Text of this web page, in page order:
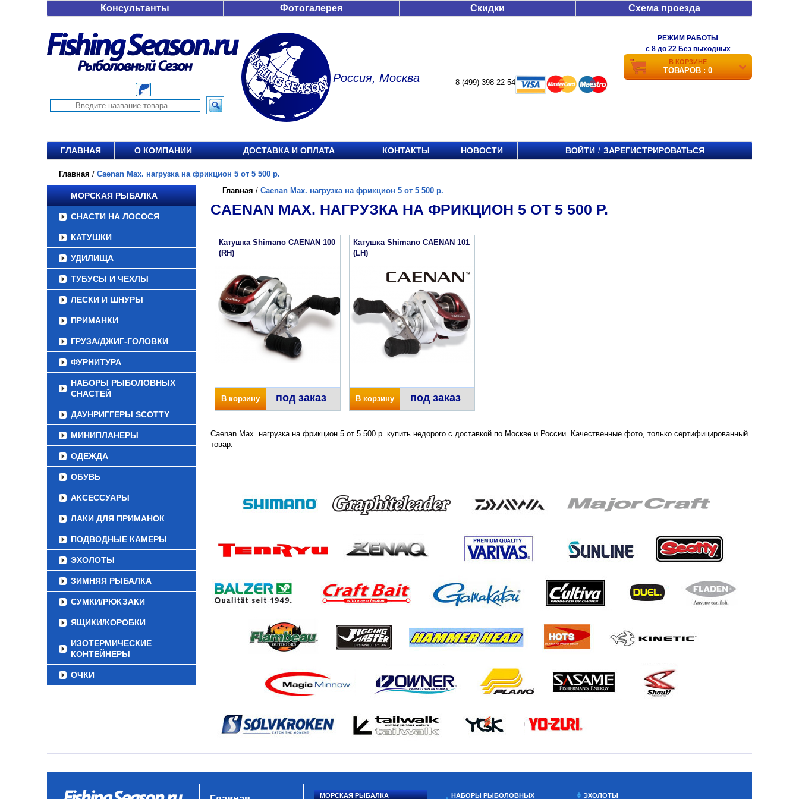
Консультанты Фотогалерея Скидки Схема проезда
Россия, Москва 8-(499)-398-22-54
РЕЖИМ РАБОТЫ
c 8 до 22 Без выходных
В КОРЗИНЕ
ТОВАРОВ : 0
ГЛАВНАЯ О КОМПАНИИ ДОСТАВКА И ОПЛАТА КОНТАКТЫ НОВОСТИ ВОЙТИ / ЗАРЕГИСТРИРОВАТЬСЯ
Главная / Caenan Max. нагрузка на фрикцион 5 от 5 500 р.
МОРСКАЯ РЫБАЛКА
СНАСТИ НА ЛОСОСЯ
КАТУШКИ
УДИЛИЩА
ТУБУСЫ И ЧЕХЛЫ
ЛЕСКИ И ШНУРЫ
ПРИМАНКИ
ГРУЗА/ДЖИГ-ГОЛОВКИ
ФУРНИТУРА
НАБОРЫ РЫБОЛОВНЫХ
СНАСТЕЙ
ДАУНРИГГЕРЫ SCOTTY
МИНИПЛАНЕРЫ
ОДЕЖДА
ОБУВЬ
АКСЕССУАРЫ
ЛАКИ ДЛЯ ПРИМАНОК
ПОДВОДНЫЕ КАМЕРЫ
ЭХОЛОТЫ
ЗИМНЯЯ РЫБАЛКА
СУМКИ/РЮКЗАКИ
ЯЩИКИ/КОРОБКИ
ИЗОТЕРМИЧЕСКИЕ
КОНТЕЙНЕРЫ
ОЧКИ
Главная / Caenan Max. нагрузка на фрикцион 5 от 5 500 р.
CAENAN MAX. НАГРУЗКА НА ФРИКЦИОН 5 ОТ 5 500 Р.
Катушка Shimano CAENAN 100
(RH)
В корзину под заказ
Катушка Shimano CAENAN 101
(LH)
В корзину под заказ
Caenan Max. нагрузка на фрикцион 5 от 5 500 р. купить недорого с доставкой по Москве и России. Качественные фото, только сертифицированный
товар.
МОРСКАЯ РЫБАЛКА НАБОРЫ РЫБОЛОВНЫХ ЭХОЛОТЫ